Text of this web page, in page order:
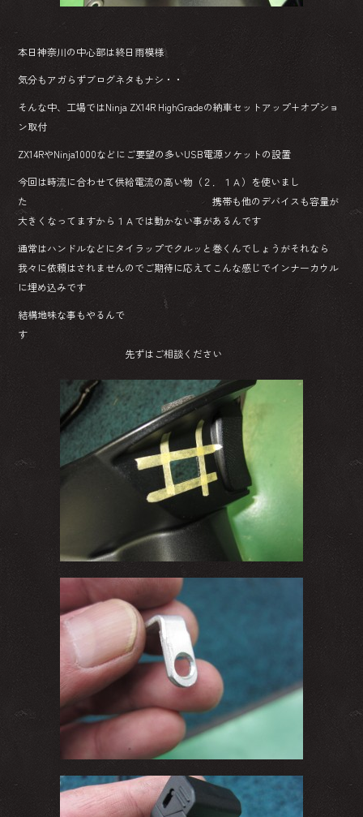
本日神奈川の中心部は終日雨模様
気分もアガらずブログネタもナシ・・
そんな中、工場ではNinja ZX14R HighGradeの納車セットアップ+オプショ
ン取付
ZX14RやNinja1000などにご要望の多いUSB電源ソケットの設置
今回は時流に合わせて供給電流の高い物（２．１Ａ）を使いまし
た 携帯も他のデバイスも容量が
大きくなってますから１Ａでは動かない事があるんです
通常はハンドルなどにタイラップでクルッと巻くんでしょうがそれなら
我々に依頼はされませんのでご期待に応えてこんな感じでインナーカウル
に埋め込みです
結構地味な事もやるんで
す
先ずはご相談ください